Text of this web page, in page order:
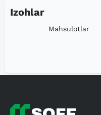
Izohlar
Mahsulotlar